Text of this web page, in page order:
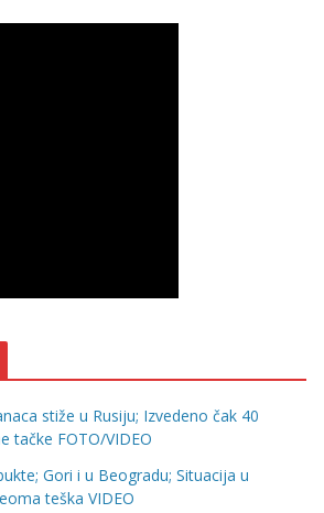
stiže u Rusiju; Izvedeno čak 40
tačke FOTO/VIDEO
Gori i u Beogradu; Situacija u
teška VIDEO